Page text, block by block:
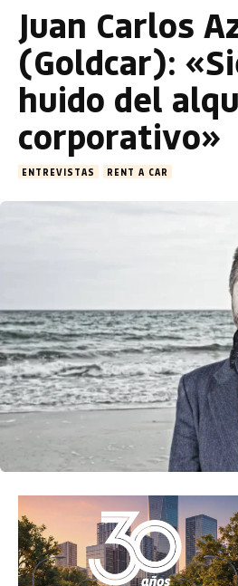
Juan Carlos
(Goldcar):
huido del
corporativo»
ENTREVISTAS RENT A CAR